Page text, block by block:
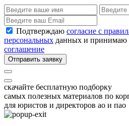
Подтверждаю согласие с
персональных данных и принимаю
соглашение
Отправить заявку
скачайте бесплатную подборку
самых полезных материалов по
для юристов и директоров ао и пао